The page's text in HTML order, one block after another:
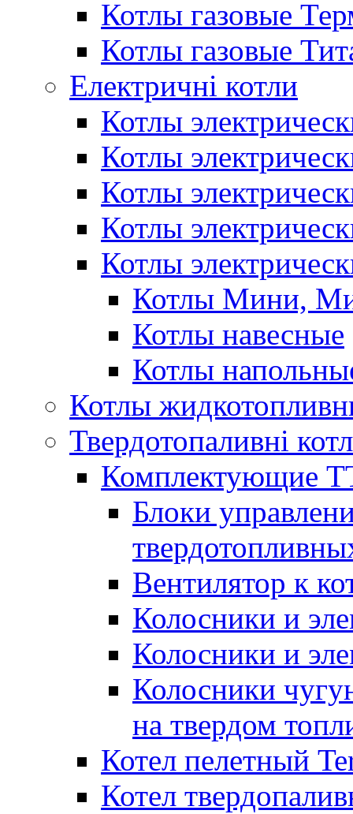
Котлы газовые
Котлы газовые
Електричні котли
Котлы
Котлы
Котлы
Котлы
Котлы
Котлы Мини,
Котлы навесные
Котлы
Котлы
Твердотопаливні
Комплектующие
Блоки
Вентилятор к
Колосники и
Колосники и
Колосники
на твердом
Котел пелетный
Котел